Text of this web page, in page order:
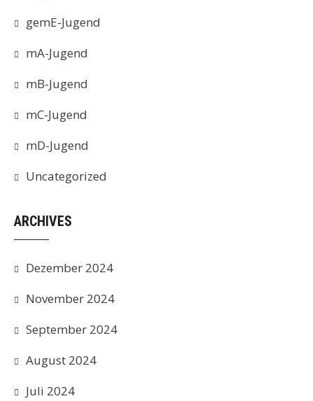
gemE-Jugend
mA-Jugend
mB-Jugend
mC-Jugend
mD-Jugend
Uncategorized
ARCHIVES
Dezember 2024
November 2024
September 2024
August 2024
Juli 2024